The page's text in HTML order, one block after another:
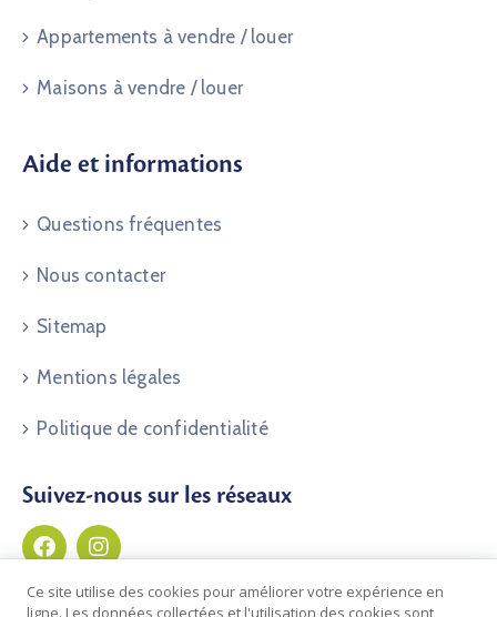
Appartements à vendre / louer
Maisons à vendre / louer
Aide et informations
Questions fréquentes
Nous contacter
Sitemap
Mentions légales
Politique de confidentialité
Suivez-nous sur les réseaux
Ce site utilise des cookies pour améliorer votre expérience en
ligne. Les données collectées et l'utilisation des cookies sont